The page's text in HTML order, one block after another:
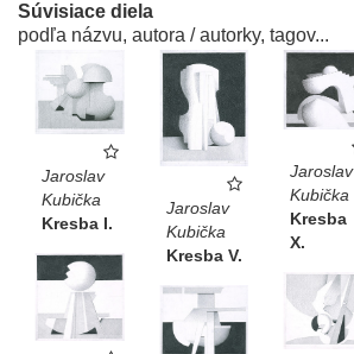
Súvisiace diela
podľa názvu, autora / autorky, tagov...
Jaroslav
Kubička
Kresba I.
Jaroslav
Kubička
Kresba V.
Jaroslav
Kubička
Kresba
X.